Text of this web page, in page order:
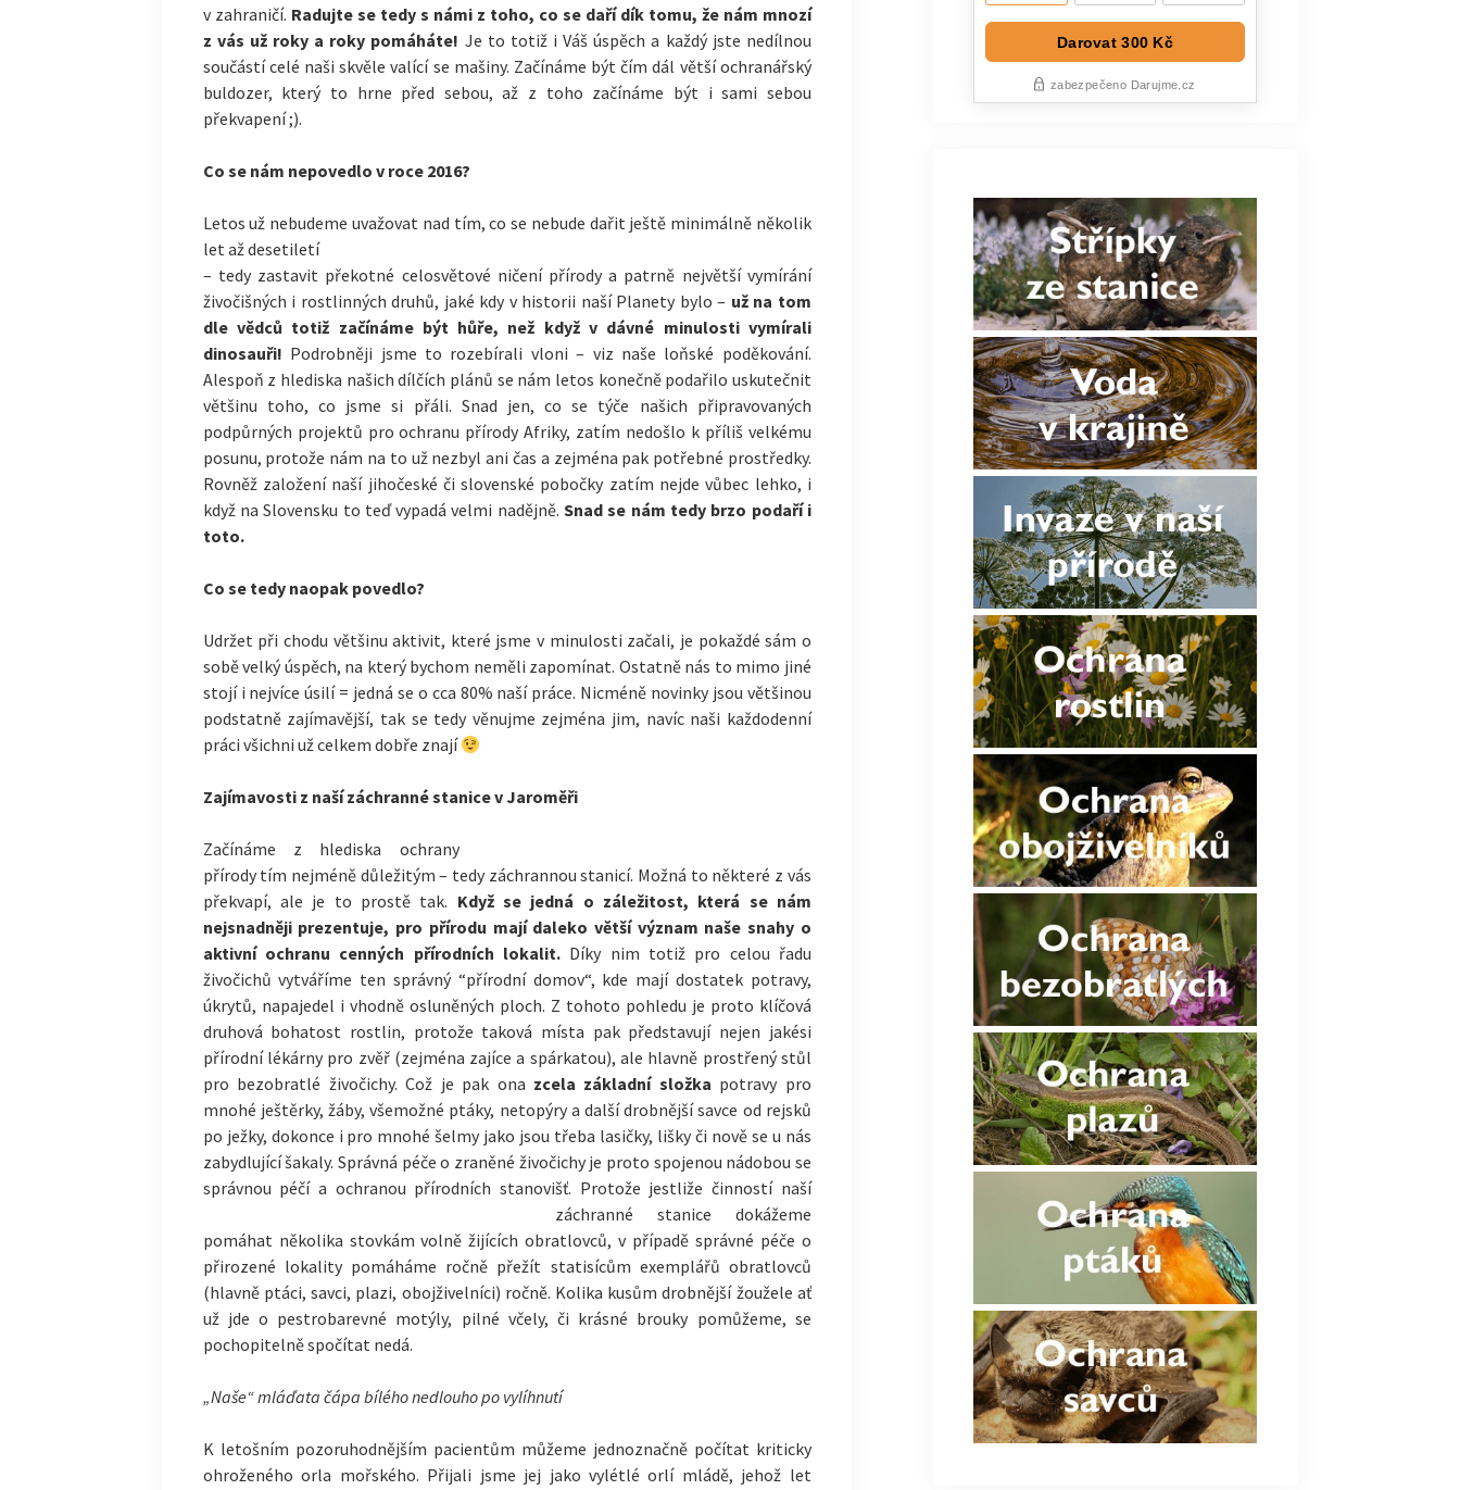
v zahraničí. Radujte se tedy s námi z toho, co se daří dík tomu, že nám mnozí
z vás už roky a roky pomáháte! Je to totiž i Váš úspěch a každý jste nedílnou
součástí celé naši skvěle valící se mašiny. Začínáme být čím dál větší ochranářský
buldozer, který to hrne před sebou, až z toho začínáme být i sami sebou
překvapení ;).
Co se nám nepovedlo v roce 2016?
Letos už nebudeme uvažovat nad tím, co se nebude dařit ještě minimálně několik
let až desetiletí
– tedy zastavit překotné celosvětové ničení přírody a patrně největší vymírání
živočišných i rostlinných druhů, jaké kdy v historii naší Planety bylo – už na tom
dle vědců totiž začínáme být hůře, než když v dávné minulosti vymírali
dinosauři! Podrobněji jsme to rozebírali vloni – viz naše loňské poděkování.
Alespoň z hlediska našich dílčích plánů se nám letos konečně podařilo uskutečnit
většinu toho, co jsme si přáli. Snad jen, co se týče našich připravovaných
podpůrných projektů pro ochranu přírody Afriky, zatím nedošlo k příliš velkému
posunu, protože nám na to už nezbyl ani čas a zejména pak potřebné prostředky.
Rovněž založení naší jihočeské či slovenské pobočky zatím nejde vůbec lehko, i
když na Slovensku to teď vypadá velmi nadějně.Snad se nám tedy brzo podaří i
toto.
Co se tedy naopak povedlo?
Udržet při chodu většinu aktivit, které jsme v minulosti začali, je pokaždé sám o
sobě velký úspěch, na který bychom neměli zapomínat. Ostatně nás to mimo jiné
stojí i nejvíce úsilí = jedná se o cca 80% naší práce. Nicméně novinky jsou většinou
podstatně zajímavější, tak se tedy věnujme zejména jim, navíc naši každodenní
práci všichni už celkem dobře znají
Zajímavosti z naší záchranné stanice v Jaroměři
Začínáme z hlediska ochrany
přírody tím nejméně důležitým – tedy záchrannou stanicí. Možná to některé z vás
překvapí, ale je to prostě tak. Když se jedná o záležitost, která se nám
nejsnadněji prezentuje, pro přírodu mají daleko větší význam naše snahy o
aktivní ochranu cenných přírodních lokalit.Díky nim totiž pro celou řadu
živočichů vytváříme ten správný “přírodní domov“, kde mají dostatek potravy,
úkrytů, napajedel i vhodně osluněných ploch. Z tohoto pohledu je proto klíčová
druhová bohatost rostlin, protože taková místa pak představují nejen jakési
přírodní lékárny pro zvěř (zejména zajíce a spárkatou), ale hlavně prostřený stůl
pro bezobratlé živočichy. Což je pak ona zcela základní složka potravy pro
mnohé ještěrky, žáby, všemožné ptáky, netopýry a další drobnější savce od rejsků
po ježky, dokonce i pro mnohé šelmy jako jsou třeba lasičky, lišky či nově se u nás
zabydlující šakaly. Správná péče o zraněné živočichy je proto spojenou nádobou se
správnou péčí a ochranou přírodních stanovišť. Protože jestliže činností naší
záchranné stanice dokážeme
pomáhat několika stovkám volně žijících obratlovců, v případě správné péče o
přirozené lokality pomáháme ročně přežít statisícům exemplářů obratlovců
(hlavně ptáci, savci, plazi, obojživelníci) ročně. Kolika kusům drobnější žoužele ať
už jde o pestrobarevné motýly, pilné včely, či krásné brouky pomůžeme, se
pochopitelně spočítat nedá.
„Naše“ mláďata čápa bílého nedlouho po vylíhnutí
K letošním pozoruhodnějším pacientům můžeme jednoznačně počítat kriticky
ohroženého orla mořského. Přijali jsme jej jako vylétlé orlí mládě, jehož let